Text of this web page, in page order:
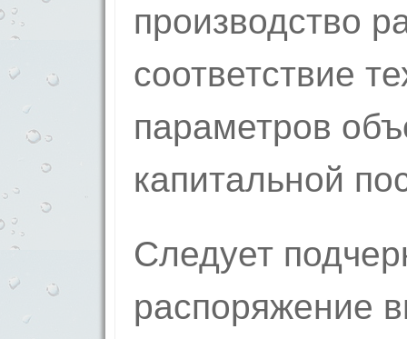
производство
соответствие
параметров
капитальной
Следует
распоряжение